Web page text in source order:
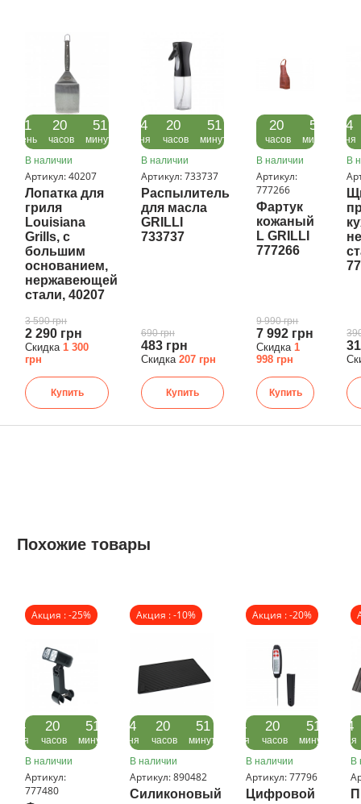
21
день
20
часов
51
минута
В наличии
Артикул: 40207
Лопатка для
гриля
Louisiana
Grills, с
большим
основанием,
нержавеющей
стали, 40207
3 590 грн
2 290 грн
Скидка1 300
грн
Купить
04
дня
20
часов
51
минута
В наличии
Артикул: 733737
Распылитель
для масла
GRILLI
733737
690 грн
483 грн
Скидка 207 грн
Купить
20
часов
51
минута
В наличии
Артикул:
777266
Фартук
кожаный
L GRILLI
777266
9 990 грн
7 992 грн
Скидка1
998 грн
Купить
04
дня
В
Похожие товары
Акция : -25%
04
дня
20
часов
51
минута
В наличии
Артикул:
777480
Акция : -10%
04
дня
20
часов
51
минута
В наличии
Артикул: 890482
Силиконовый
Акция : -20%
04
дня
20
часов
51
минута
В наличии
Артикул: 77796
Цифровой
04
дня
В